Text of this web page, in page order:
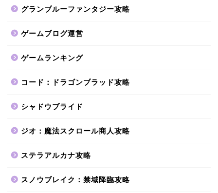
グランブルーファンタジー攻略
ゲームブログ運営
ゲームランキング
コード：ドラゴンブラッド攻略
シャドウブライド
ジオ：魔法スクロール商人攻略
ステラアルカナ攻略
スノウブレイク：禁域降臨攻略